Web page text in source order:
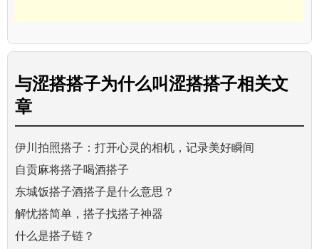
与涩搭搭子为什么叫涩搭搭子相关文
章
伊川拍照搭子：打开心灵的相机，记录美好瞬间
自贡麻将搭子喝酒搭子
东城饭搭子酒搭子是什么意思？
解忧搭简单，搭子找搭子神器
什么是搭子链？